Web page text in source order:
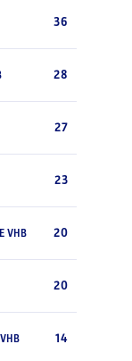
36
28
27
23
VHB 20
20
14